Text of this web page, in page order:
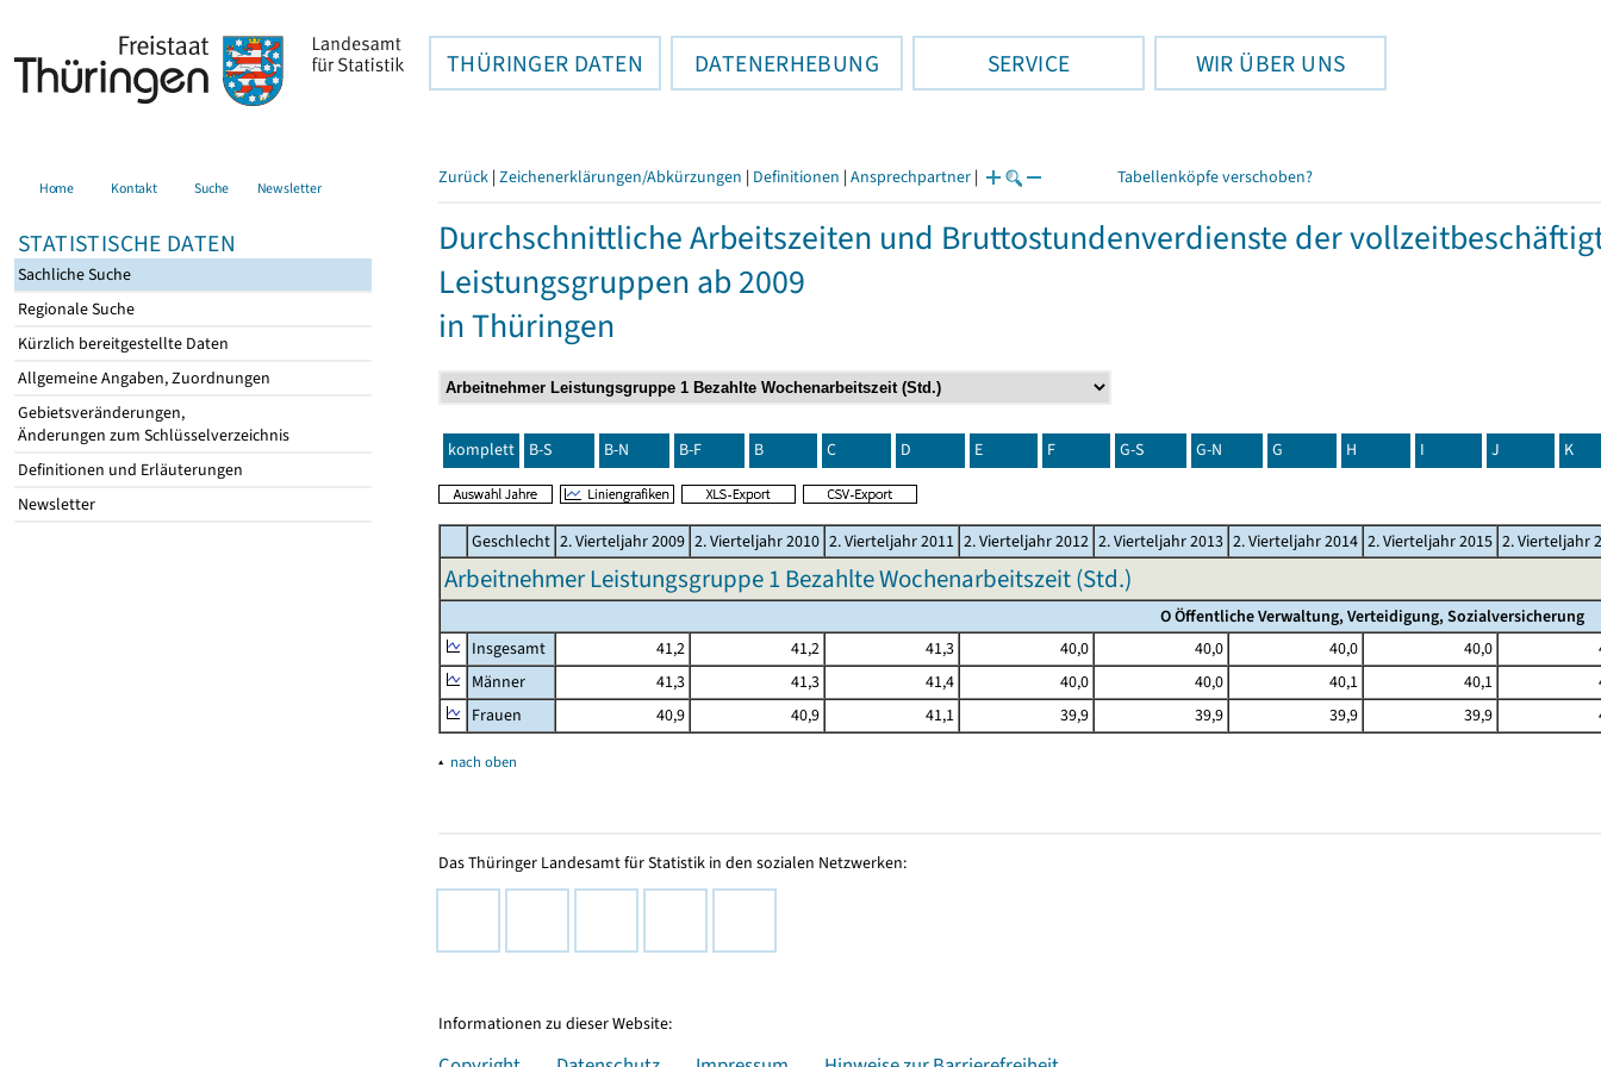
THÜRINGER DATEN DATENERHEBUNG SERVICE WIR ÜBER UNS
Home Kontakt Suche Newsletter
STATISTISCHE DATEN
Sachliche Suche
Regionale Suche
Kürzlich bereitgestellte Daten
Allgemeine Angaben, Zuordnungen
Gebietsveränderungen,
Änderungen zum Schlüsselverzeichnis
Definitionen und Erläuterungen
Newsletter
Zurück | Zeichenerklärungen/Abkürzungen | Definitionen | Ansprechpartner | Tabellenköpfe verschoben?
Durchschnittliche Arbeitszeiten und Bruttostundenverdienste der
Leistungsgruppen ab 2009
in Thüringen
komplett B-S B-N B-F B C D E F G-S G-N G H I J K
Geschlecht 2. Vierteljahr 2009 2. Vierteljahr 2010 2. Vierteljahr 2011 2. Vierteljahr 2012 2. Vierteljahr 2013 2. Vierteljahr 2014 2. Vierteljahr 2015 2. Vierteljahr
Arbeitnehmer Leistungsgruppe 1 Bezahlte Wochenarbeitszeit (Std.)
O Öffentliche Verwaltung, Verteidigung, Sozialversicherung
Insgesamt
41,2 41,2 41,3 40,0 40,0 40,0 40,0
Männer
41,3 41,3 41,4 40,0 40,0 40,1 40,1
Frauen
40,9 40,9 41,1 39,9 39,9 39,9 39,9
▴ nach oben
Das Thüringer Landesamt für Statistik in den sozialen Netzwerken:
Informationen zu dieser Website: